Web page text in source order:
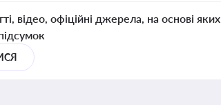
відео, офіційні джерела, на основі яких